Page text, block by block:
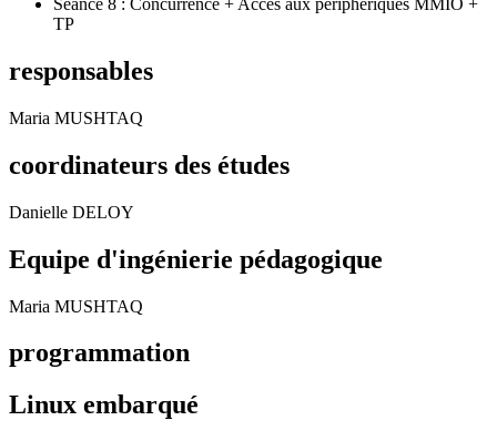
Séance 8 : Concurrence + Accès aux périphériques MMIO +
TP
responsables
Maria MUSHTAQ
coordinateurs des études
Danielle DELOY
Equipe d'ingénierie pédagogique
Maria MUSHTAQ
programmation
Linux embarqué